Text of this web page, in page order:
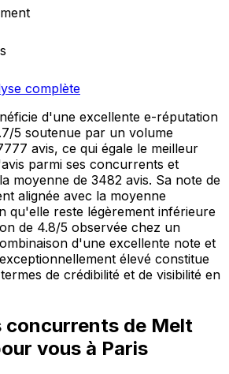
complète
d'une excellente e-réputation
5 soutenue par un volume
avis, ce qui égale le meilleur
parmi ses concurrents et
moyenne de 3482 avis. Sa note de
alignée avec la moyenne
qu'elle reste légèrement inférieure
de 4.8/5 observée chez un
d'une excellente note et
élevé constitue
de crédibilité et de visibilité en
concurrents de Melt
vous à Paris